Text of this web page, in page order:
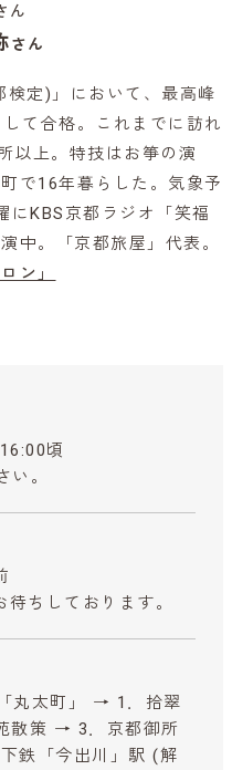
ん
さん
検定)」において、最高峰
て合格。これまでに訪れ
以上。特技はお箏の演
で16年暮らした。気象予
にKBS京都ラジオ「笑福
中。「京都旅屋」代表。
ン」
頃
。
ちしております。
丸太町」 → 1．拾翠
散策 → 3．京都御所
鉄「今出川」駅 (解